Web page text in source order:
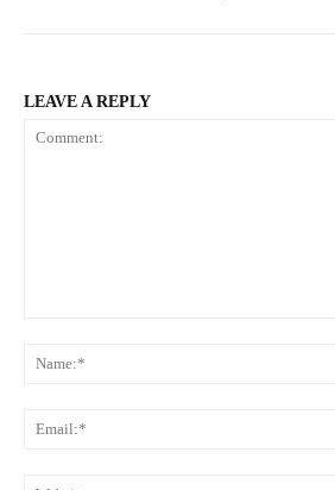
LEAVE A REPLY